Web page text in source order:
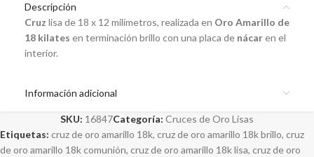
Descripción
Cruz lisa de 18 x 12 milímetros, realizada en Oro Amarillo de
18 kilates en terminación brillo con una placa de nácaren el
interior.
Información adicional
SKU: 16847Categoría: Cruces de Oro Lisas
Etiquetas: cruz de oro amarillo 18k, cruz de oro amarillo 18k brillo, cruz
de oro amarillo 18k comunión, cruz de oro amarillo 18k lisa, cruz de oro